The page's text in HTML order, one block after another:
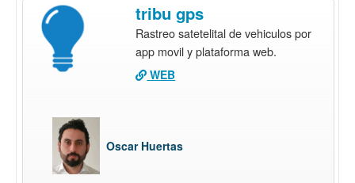
tribu gps
Rastreo satetelital de vehiculos por
app movil y plataforma web.
WEB
Oscar Huertas